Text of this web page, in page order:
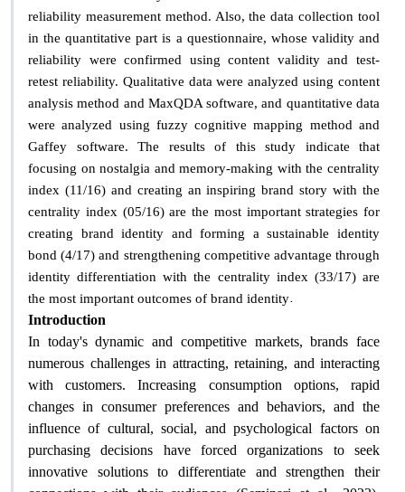
reliability measurement method. Also, the data collection tool
in the quantitative part is a questionnaire, whose validity and
reliability were confirmed using content validity and test-
retest reliability. Qualitative data were analyzed using content
analysis method and MaxQDA software, and quantitative data
were analyzed using fuzzy cognitive mapping method and
Gaffey software. The results of this study indicate that
focusing on nostalgia and memory-making with the centrality
index (11/16) and creating an inspiring brand story with the
centrality index (05/16) are the most important strategies for
creating brand identity and forming a sustainable identity
bond (4/17) and strengthening competitive advantage through
identity differentiation with the centrality index (33/17) are
the most important outcomes of brand identity.
Introduction
In today's dynamic and competitive markets, brands face
numerous challenges in attracting, retaining, and interacting
with customers. Increasing consumption options, rapid
changes in consumer preferences and behaviors, and the
influence of cultural, social, and psychological factors on
purchasing decisions have forced organizations to seek
innovative solutions to differentiate and strengthen their